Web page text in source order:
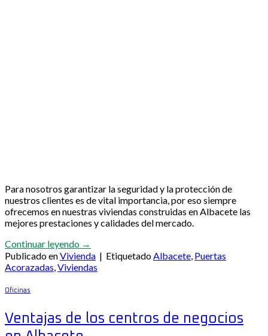
Para nosotros garantizar la seguridad y la protección de
nuestros clientes es de vital importancia, por eso siempre
ofrecemos en nuestras viviendas construidas en Albacete las
mejores prestaciones y calidades del mercado.
Continuar leyendo →
Publicado enVivienda | Etiquetado Albacete Puertas
Acorazadas Viviendas
Oficinas
Ventajas de los centros de negocios